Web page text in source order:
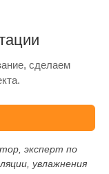
сделаем
эксперт по
увлажнения